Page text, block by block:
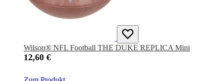
Wilson® NFL Football THE DUKE REPLICA Mini
12,60 €